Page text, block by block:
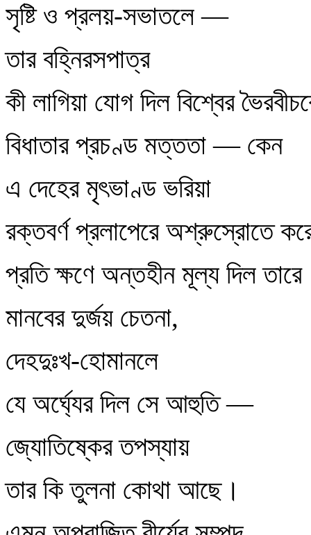
সৃষ্টি ও প্রলয়-সভাতলে —
তার বহ্নিরসপাত্র
কী লাগিয়া যোগ দিল বিশ্বের
বিধাতার প্রচণ্ড মত্ততা — কেন
এ দেহের মৃৎভাণ্ড ভরিয়া
রক্তবর্ণ প্রলাপেরে অশ্রুস্রোতে
প্রতি ক্ষণে অন্তহীন মূল্য দিল তারে
মানবের দুর্জয় চেতনা,
দেহদুঃখ-হোমানলে
যে অর্ঘ্যের দিল সে আহুতি —
জ্যোতিষ্কের তপস্যায়
তার কি তুলনা কোথা আছে।